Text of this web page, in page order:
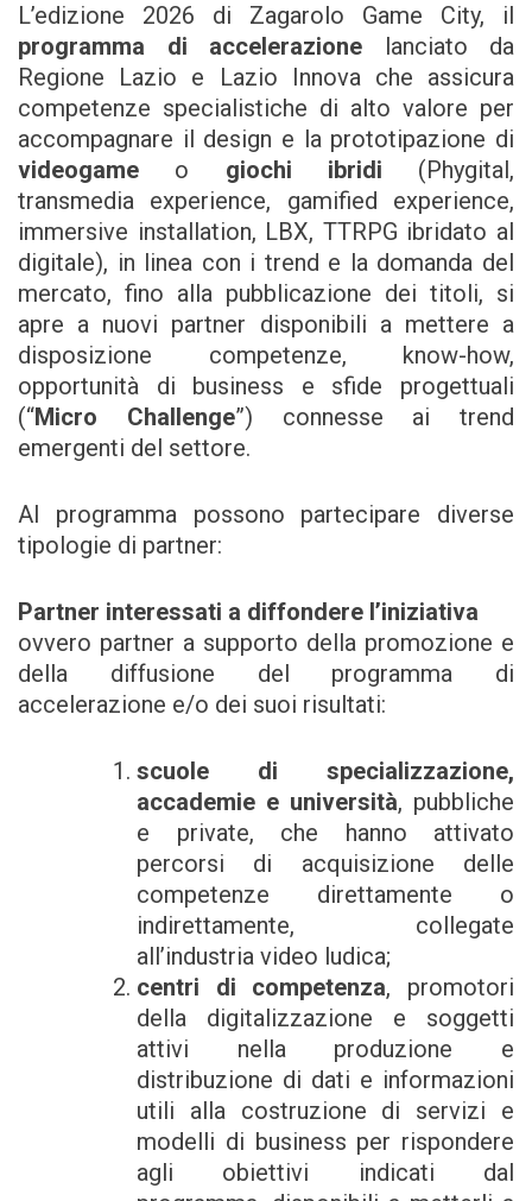
L’edizione 2026 di Zagarolo Game City, il
programma di accelerazione lanciato da
Regione Lazio e Lazio Innova che assicura
competenze specialistiche di alto valore per
accompagnare il design e la prototipazione di
videogame o giochi ibridi (Phygital,
transmedia experience, gamified experience,
immersive installation, LBX, TTRPG ibridato al
digitale), in linea con i trend e la domanda del
mercato, fino alla pubblicazione dei titoli, si
apre a nuovi partner disponibili a mettere a
disposizione competenze, know-how,
opportunità di business e sfide progettuali
(“Micro Challenge”) connesse ai trend
emergenti del settore.
Al programma possono partecipare diverse
tipologie di partner:
Partner interessati a diffondere l’iniziativa
ovvero partner a supporto della promozione e
della diffusione del programma di
accelerazione e/o dei suoi risultati:
scuole di specializzazione,
accademie e università, pubbliche
e private, che hanno attivato
percorsi di acquisizione delle
competenze direttamente o
indirettamente, collegate
all’industria video ludica;
centri di competenza, promotori
della digitalizzazione e soggetti
attivi nella produzione e
distribuzione di dati e informazioni
utili alla costruzione di servizi e
modelli di business per rispondere
agli obiettivi indicati dal